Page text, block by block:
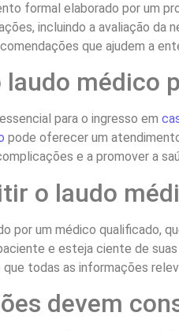
formal elaborado por um
incluindo a avaliação da
que ajudem a
médico
para o ingresso em
pode oferecer um
e a promover a
o laudo
por um médico qualificado,
e esteja ciente de
todas as informações
devem